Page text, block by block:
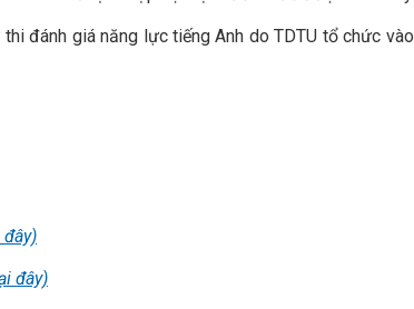
đánh giá năng lực tiếng Anh do TDTU tổ chức
đây)